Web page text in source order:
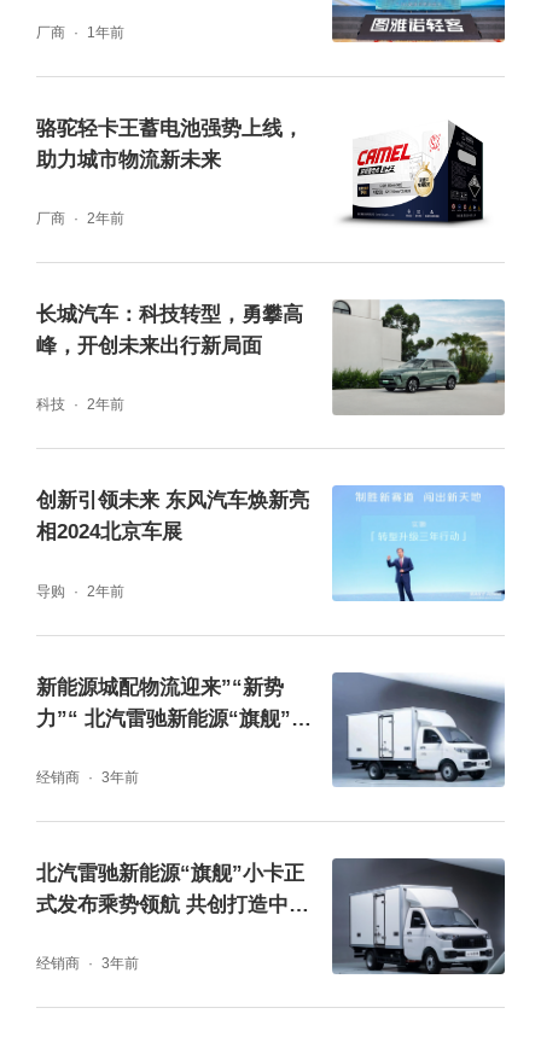
将上市的货运版，未来将推出冷链版、市政专
配最后１公里－３００公里全场景配送，向下
全面替代摩托三轮车、低速电动车，向上部分
替代燃油微面、燃油微小卡。可见，新能源Ｍ
ＩＮＩ卡品类的开创并不是要做昙花一现的爆
品，而是引领新能源ＭＩＮＩ卡行业发展的冰
山一角，一个升维的新物种，即将开创一个全
新的未来。
北汽雷驰引领行业越级发展
将由补充能源逐步提升为替代能源，这是未来
不可逆的发展趋势。中国式现代化城配物流新
生态也在快速形成，通过整合现代化物流技术
力。
厂商 1年前
骆驼轻卡王蓄电池强势上线，
助力城市物流新未来
厂商 2年前
长城汽车：科技转型，勇攀高
峰，开创未来出行新局面
科技 2年前
创新引领未来 东风汽车焕新亮
相2024北京车展
导购 2年前
新能源城配物流迎来”“新势
力”“ 北汽雷驰新能源“旗舰”小
经销商 3年前
北汽雷驰新能源“旗舰”小卡正
式发布乘势领航 共创打造中国
经销商 3年前